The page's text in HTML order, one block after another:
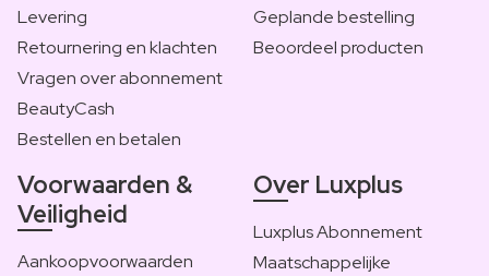
Levering
Retournering en klachten
Vragen over abonnement
BeautyCash
Bestellen en betalen
Geplande bestelling
Beoordeel producten
Voorwaarden &
Veiligheid
Aankoopvoorwaarden
Over Luxplus
Luxplus Abonnement
Maatschappelijke